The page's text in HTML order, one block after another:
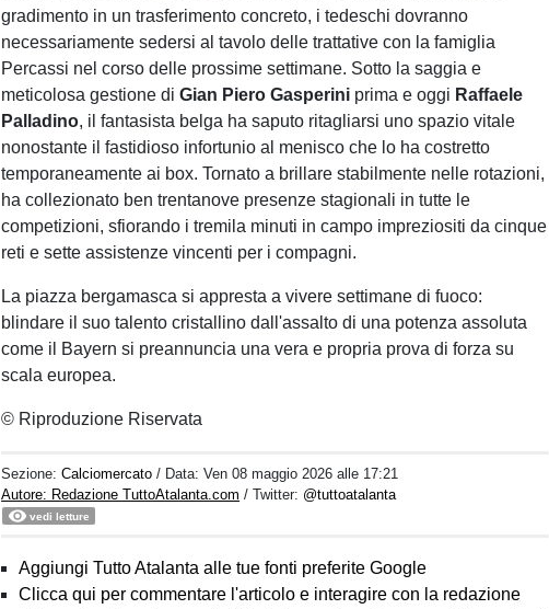
gradimento in un trasferimento concreto, i tedeschi dovranno
necessariamente sedersi al tavolo delle trattative con la famiglia
Percassi nel corso delle prossime settimane. Sotto la saggia e
meticolosa gestione diGian Piero Gasperini prima e oggi Raffaele
Palladino, il fantasista belga ha saputo ritagliarsi uno spazio vitale
nonostante il fastidioso infortunio al menisco che lo ha costretto
temporaneamente ai box. Tornato a brillare stabilmente nelle rotazioni,
ha collezionato ben trentanove presenze stagionali in tutte le
competizioni, sfiorando i tremila minuti in campo impreziositi da cinque
reti e sette assistenze vincenti per i compagni.
La piazza bergamasca si appresta a vivere settimane di fuoco:
blindare il suo talento cristallino dall'assalto di una potenza assoluta
come il Bayern si preannuncia una vera e propria prova di forza su
scala europea.
© Riproduzione Riservata
Sezione:Calciomercato / Data:Ven 08 maggio 2026 alle 17:21
Autore: Redazione TuttoAtalanta.com / Twitter: @tuttoatalanta
vedi letture
Aggiungi Tutto Atalanta alle tue fonti preferite Google
Clicca qui per commentare l'articolo e interagire con la redazione